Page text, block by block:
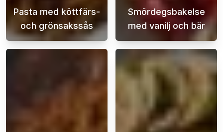
Pasta med köttfärs-
och grönsakssås
Pasta med köttfärs- och grönsakssås är
Smördegsbakelse
med vanilj och bär
En super